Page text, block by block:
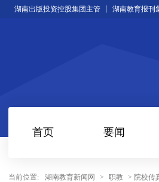
湖南出版投资控股集团主管 湖南教育报刊
首页 要闻
当前位置: 湖南教育新闻网 > 职教 > 院校传